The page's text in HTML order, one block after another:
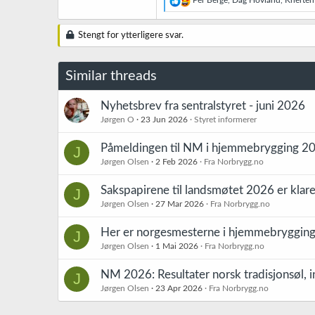
e
a
e
:
Stengt for ytterligere svar.
Similar threads
Nyhetsbrev fra sentralstyret - juni 2026
Jørgen O 23 Jun 2026 Styret informerer
J Påmeldingen til NM i hjemmebrygging
Jørgen Olsen 2 Feb 2026 Fra Norbrygg.no
J Sakspapirene til landsmøtet 2026 er
Jørgen Olsen 27 Mar 2026 Fra Norbrygg.no
J Her er norgesmesterne i
Jørgen Olsen 1 Mai 2026 Fra Norbrygg.no
J NM 2026: Resultater norsk tradisjonsøl,
Jørgen Olsen 23 Apr 2026 Fra Norbrygg.no